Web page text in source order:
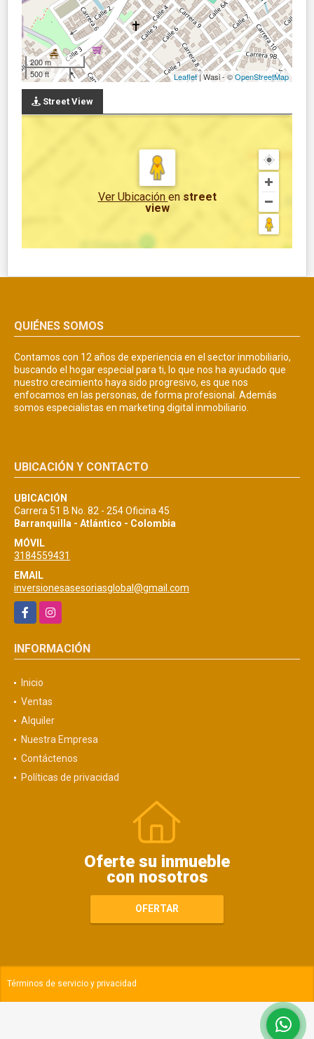
200 m
500 ft
Leaflet| Wasi - ©OpenStreetMap
Street View
Ver Ubicación en street
view
QUIÉNES SOMOS
Contamos con 12 años de experiencia en el sector inmobiliario,
buscando el hogar especial para ti, lo que nos ha ayudado que
nuestro crecimiento haya sido progresivo, es que nos
enfocamos en las personas, de forma profesional. Además
somos especialistas en marketing digital inmobiliario.
UBICACIÓN Y CONTACTO
UBICACIÓN
Carrera 51 B No. 82 - 254 Oficina 45
Barranquilla - Atlántico - Colombia
MÓVIL
3184559431
EMAIL
inversionesasesoriasglobal@gmail.com
FacebookInstagram
INFORMACIÓN
Inicio
Ventas
Alquiler
Nuestra Empresa
Contáctenos
Políticas de privacidad
Oferte su inmueble
con nosotros
OFERTAR
Términos de servicio y privacidad